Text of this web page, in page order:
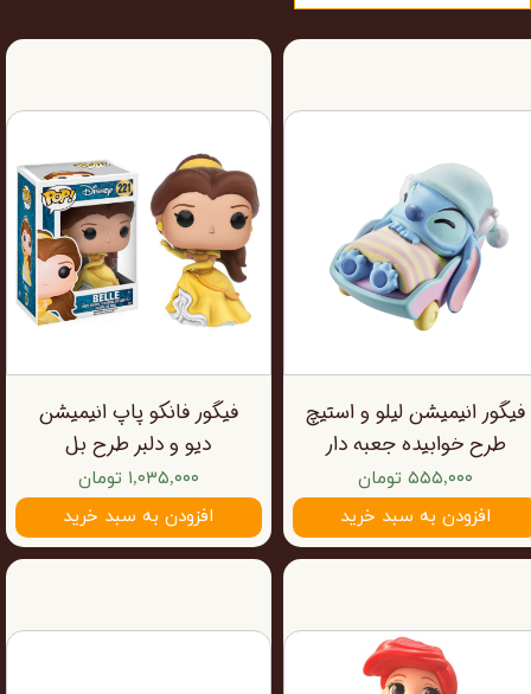
فیگور انیمیشن لیلو و استیچ
طرح خوابیده جعبه دار
۵۵۵,۰۰۰ تومان
افزودن به سبد خرید
فیگور فانکو پاپ انیمیشن
دیو و دلبر طرح بل
۱,۰۳۵,۰۰۰ تومان
افزودن به سبد خرید